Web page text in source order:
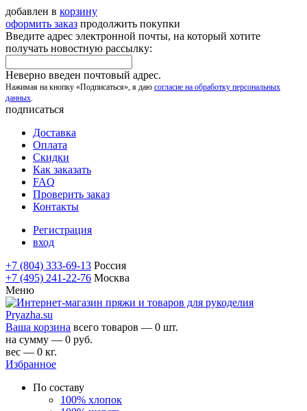
добавлен в корзину
оформить заказ продолжить покупки
Введите адрес электронной почты, на который хотите
получать новостную рассылку:
Неверно введен почтовый адрес.
Нажимая на кнопку «Подписаться», я даю согласие на обработку персональных
данных.
подписаться
Доставка
Оплата
Скидки
Как заказать
FAQ
Проверить заказ
Контакты
Регистрация
вход
+7 (804) 333-69-13 Россия
+7 (495) 241-22-76 Москва
Меню
Ваша корзина всего товаров — 0 шт.
на сумму — 0 руб.
вес — 0 кг.
Избранное
По составу
100% хлопок